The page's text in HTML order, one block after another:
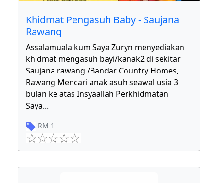
Khidmat Pengasuh Baby - Saujana
Rawang
Assalamualaikum Saya Zuryn menyediakan
khidmat mengasuh bayi/kanak2 di sekitar
Saujana rawang /Bandar Country Homes,
Rawang Mencari anak asuh seawal usia 3
bulan ke atas Insyaallah Perkhidmatan
Saya...
RM 1